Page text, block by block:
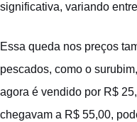
significativa, variando
Essa queda nos preços
pescados, como o
agora é vendido por R$
chegavam a R$ 55,00,